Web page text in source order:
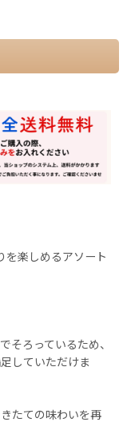
を楽しめるアソート
そろっているため、
していただけま
たての味わいを再